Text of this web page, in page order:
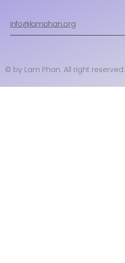
info@lamphan.org
© by Lam Phan. All right reserved.